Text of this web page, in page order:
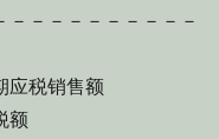
－－－－－－－－－
售额